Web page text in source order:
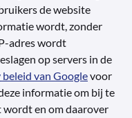
de website
wordt, zonder
adres wordt
op servers in de
beleid van Googlevoor
informatie om bij te
wordt en om daarover